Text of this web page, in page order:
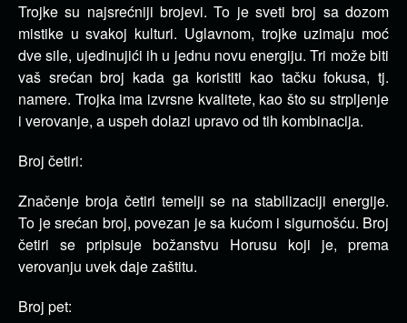
Trojke su najsrećniji brojevi. To je sveti broj sa dozom
mistike u svakoj kulturi. Uglavnom, trojke uzimaju moć
dve sile, ujedinujići ih u jednu novu energiju. Tri može biti
vaš srećan broj kada ga koristiti kao tačku fokusa, tj.
namere. Trojka ima izvrsne kvalitete, kao što su strpljenje
i verovanje, a uspeh dolazi upravo od tih kombinacija.
Broj četiri:
Značenje broja četiri temelji se na stabilizaciji energije.
To je srećan broj, povezan je sa kućom i sigurnošću. Broj
četiri se pripisuje božanstvu Horusu koji je, prema
verovanju uvek daje zaštitu.
Broj pet: